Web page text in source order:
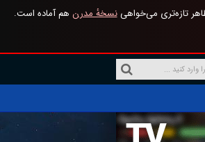
تازه‌تری می‌خواهینسخهٔ مدرن هم آماده است.